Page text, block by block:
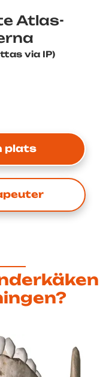
Atlas-
via IP)
plats